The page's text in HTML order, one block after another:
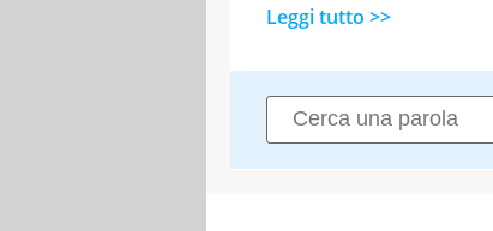
Leggi tutto >>